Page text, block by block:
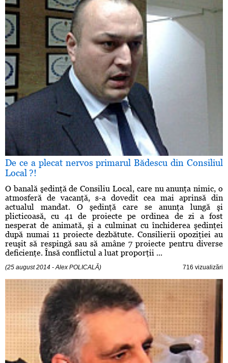
De ce a plecat nervos primarul Bădescu din Consiliul
Local ?!
O banală şedinţă de Consiliu Local, care nu anunţa nimic, o
atmosferă de vacanţă, s-a dovedit cea mai aprinsă din
actualul mandat. O şedinţă care se anunţa lungă şi
plicticoasă, cu 41 de proiecte pe ordinea de zi a fost
nesperat de animată, şi a culminat cu închiderea şedinţei
după numai 11 proiecte dezbătute. Consilierii opoziţiei au
reuşit să respingă sau să amâne 7 proiecte pentru diverse
deficienţe. Însă conflictul a luat proporţii ...
(25 august 2014 - Alex POLICALĂ) 716 vizualizări